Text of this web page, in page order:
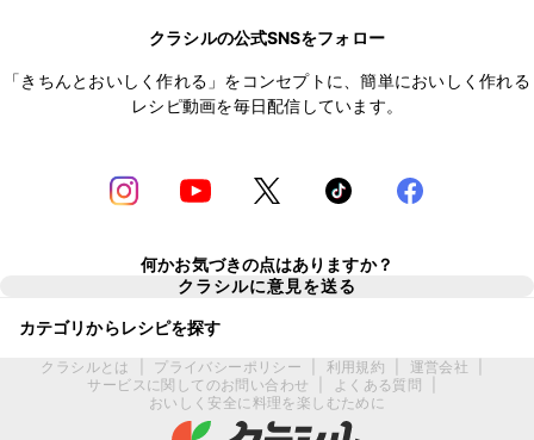
クラシルの公式SNSをフォロー
「きちんとおいしく作れる」をコンセプトに、簡単においしく作れる
レシピ動画を毎日配信しています。
何かお気づきの点はありますか？
クラシルに意見を送る
カテゴリからレシピを探す
クラシルとは プライバシーポリシー 利用規約 運営会社
サービスに関してのお問い合わせ
よくある質問
おいしく安全に料理を楽しむために